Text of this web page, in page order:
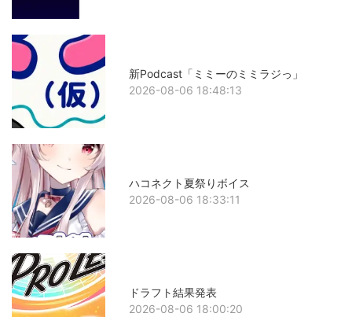
新Podcast「ミミーのミミラジっ」
2026-08-06 18:48:13
ハコネクト夏祭りボイス
2026-08-06 18:33:11
ドラフト結果発表
2026-08-06 18:00:20